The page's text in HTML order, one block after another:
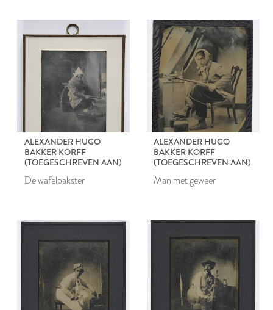
ALEXANDER HUGO
BAKKER KORFF
(TOEGESCHREVEN AAN)
De wafelbakster
ALEXANDER HUGO
BAKKER KORFF
(TOEGESCHREVEN AAN)
Man met geweer